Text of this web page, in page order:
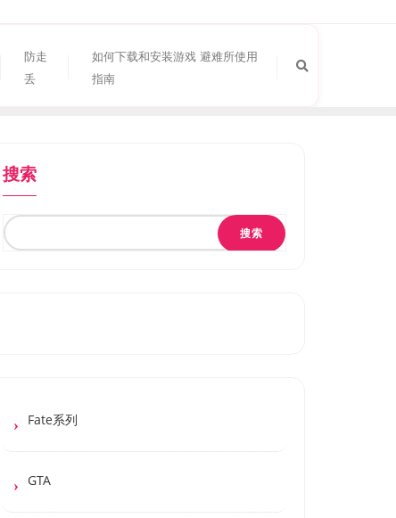
防走
丢
如何下载和安装游戏 避难所使用
指南
搜索
搜索
Fate系列
GTA